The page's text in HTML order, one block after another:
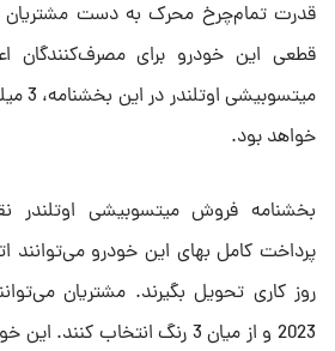
قدرت تمام‌چرخ محرک به دست
قطعی این خودرو برای
خواهد بود.
بخشنامه فروش میتسوبیشی اوتلندر
روز کاری تحویل بگیرند. مشتریان
2023 و از میان 3 رنگ انتخاب